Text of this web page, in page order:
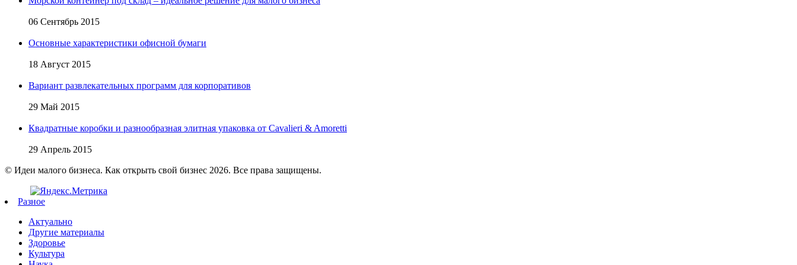
06 Сентябрь 2015
Основные характеристики офисной бумаги
18 Август 2015
Вариант развлекательных программ для корпоративов
29 Май 2015
Квадратные коробки и разнообразная элитная упаковка от Cavalieri & Amoretti
29 Апрель 2015
© Идеи малого бизнеса. Как открыть свой бизнес 2026. Все права защищены.
Разное
Актуально
Другие материалы
Здоровье
Культура